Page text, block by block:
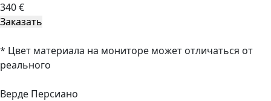
340 €
* Цвет материала на мониторе может отличаться от
реального
Верде Персиано